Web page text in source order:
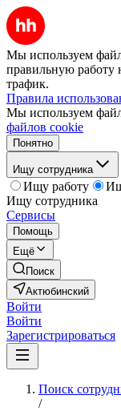
Мы используем
правильную работу
трафик.
Правила
Мы используем
файлов cookie
Понятно
Ищу сотрудника
Ищу работу
Ищу сотрудника
Сервисы
Помощь
Ещё
Поиск
Актюбинский
Войти
Войти
Зарегистрироваться
Поиск
/